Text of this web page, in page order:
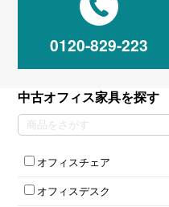
0120-829-223
中古オフィス家具を探す
オフィスチェア
肘無しチェア
オフィスデスク